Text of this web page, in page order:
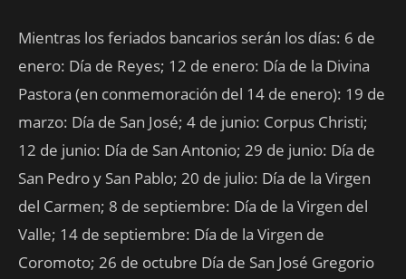
Mientras los feriados bancarios serán los días: 6 de
enero: Día de Reyes; 12 de enero: Día de la Divina
Pastora (en conmemoración del 14 de enero): 19 de
marzo: Día de San José; 4 de junio: Corpus Christi;
12 de junio: Día de San Antonio; 29 de junio: Día de
San Pedro y San Pablo; 20 de julio: Día de la Virgen
del Carmen; 8 de septiembre: Día de la Virgen del
Valle; 14 de septiembre: Día de la Virgen de
Coromoto; 26 de octubre Día de San José Gregorio